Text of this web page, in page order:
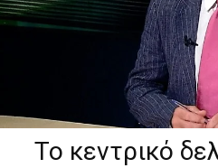
Το κεντρικό